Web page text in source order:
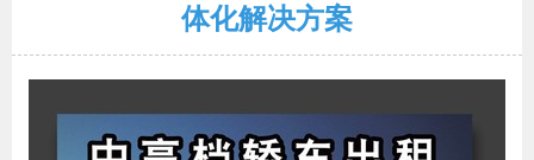
体化解决方案